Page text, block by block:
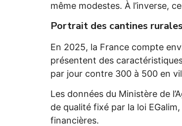
même modestes. À l’inverse,
Portrait des cantines
En 2025, la France compte
présentent des
par jour contre 300 à 500 en
Les données du Ministère de
de qualité fixé par la loi
financières.